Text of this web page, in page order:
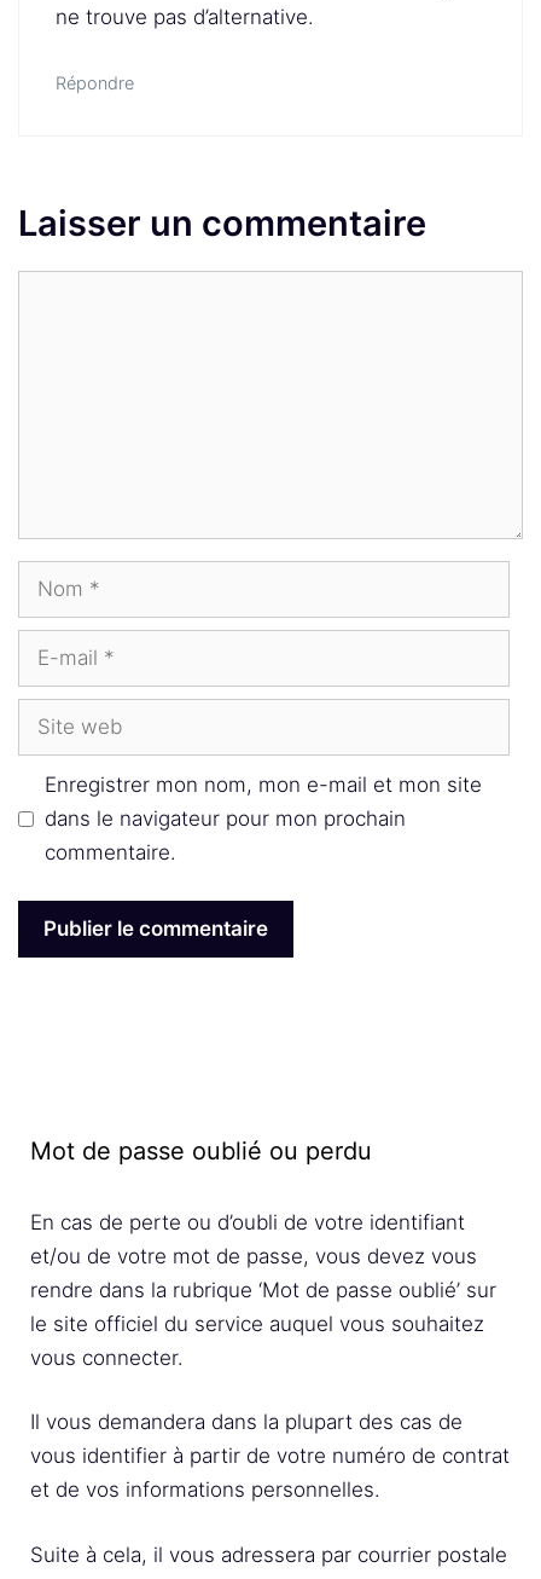
ne trouve pas d’alternative.
Répondre
Laisser un commentaire
Nom
mail
Site
web
Enregistrer mon nom, mon e-mail et mon site
dans le navigateur pour mon prochain
commentaire.
Mot de passe oublié ou perdu
En cas de perte ou d’oubli de votre identifiant
et/ou de votre mot de passe, vous devez vous
rendre dans la rubrique ‘Mot de passe oublié’ sur
le site officiel du service auquel vous souhaitez
vous connecter.
Il vous demandera dans la plupart des cas de
vous identifier à partir de votre numéro de contrat
et de vos informations personnelles.
Suite à cela, il vous adressera par courrier postale